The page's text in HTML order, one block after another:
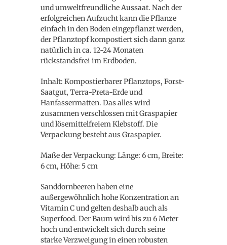
und umweltfreundliche Aussaat. Nach der
erfolgreichen Aufzucht kann die Pflanze
einfach in den Boden eingepflanzt werden,
der Pflanztopf kompostiert sich dann ganz
natürlich in ca. 12-24 Monaten
rückstandsfrei im Erdboden.
Inhalt: Kompostierbarer Pflanztops, Forst-
Saatgut, Terra-Preta-Erde und
Hanfassermatten. Das alles wird
zusammen verschlossen mit Graspapier
und lösemittelfreiem Klebstoff. Die
Verpackung besteht aus Graspapier.
Maße der Verpackung: Länge: 6 cm, Breite:
6 cm, Höhe: 5 cm
Sanddornbeeren haben eine
außergewöhnlich hohe Konzentration an
Vitamin C und gelten deshalb auch als
Superfood. Der Baum wird bis zu 6 Meter
hoch und entwickelt sich durch seine
starke Verzweigung in einen robusten